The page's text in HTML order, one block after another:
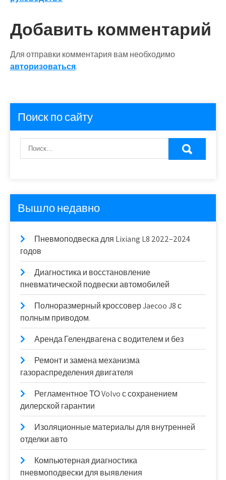
Добавить комментарий
Для отправки комментария вам необходимо
авторизоваться.
Поиск по сайту
Вышло недавно
Пневмоподвеска для Lixiang L8 2022–2024
годов
Диагностика и восстановление
пневматической подвески автомобилей
Полноразмерный кроссовер Jaecoo J8 с
полным приводом.
Аренда Гелендвагена с водителем и без
Ремонт и замена механизма
газораспределения двигателя
Регламентное ТО Volvo с сохранением
дилерской гарантии
Изоляционные материалы для внутренней
отделки авто
Компьютерная диагностика
пневмоподвески для выявления